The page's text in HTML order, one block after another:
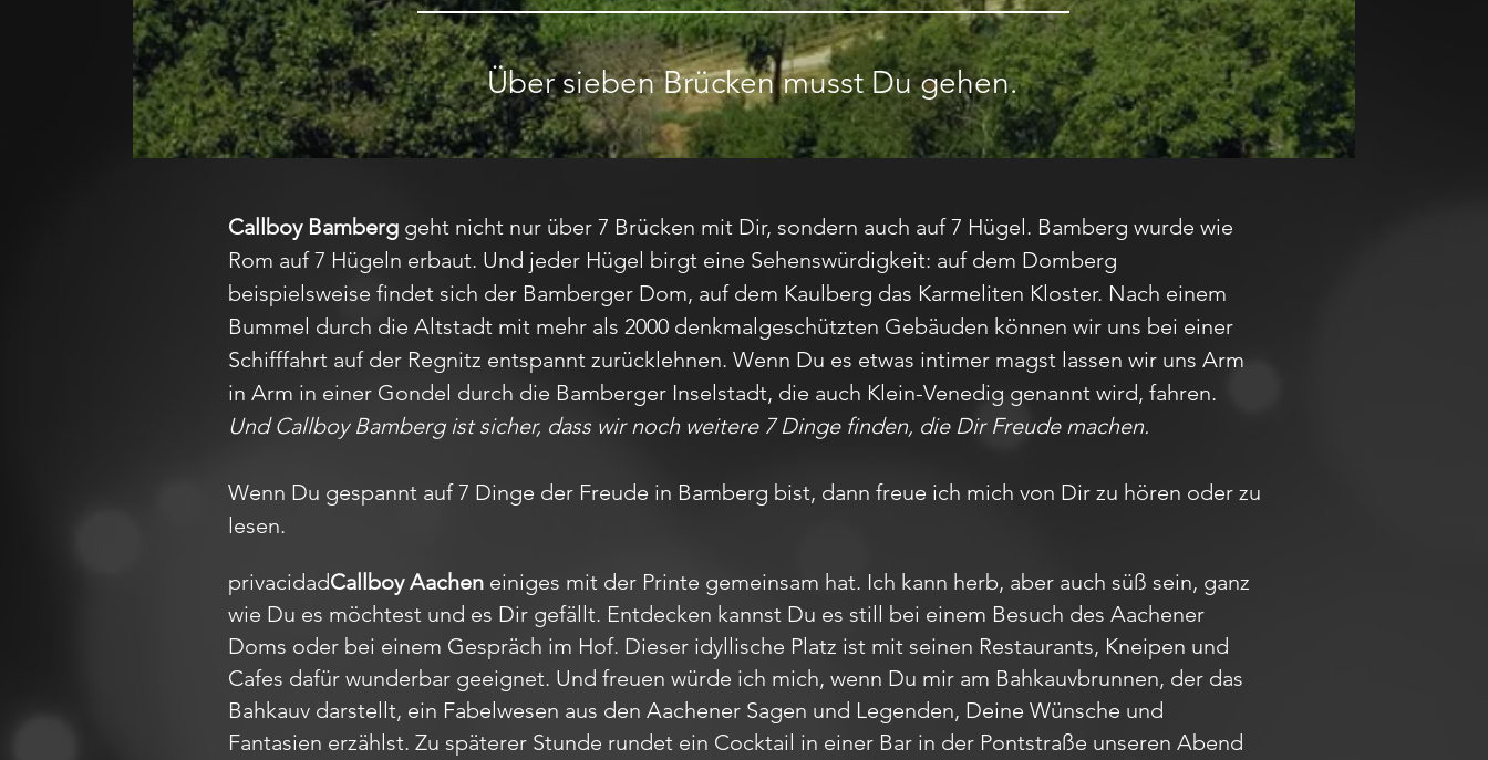
Über sieben Brücken musst Du gehen.
Callboy Bamberg geht nicht nur über 7 Brücken mit Dir, sondern auch auf 7 Hügel. Bamberg wurde wie
Rom auf 7 Hügeln erbaut. Und jeder Hügel birgt eine Sehenswürdigkeit: auf dem Domberg
beispielsweise findet sich der Bamberger Dom, auf dem Kaulberg das Karmeliten Kloster. Nach einem
Bummel durch die Altstadt mit mehr als 2000 denkmalgeschützten Gebäuden können wir uns bei einer
Schifffahrt auf der Regnitz entspannt zurücklehnen. Wenn Du es etwas intimer magst lassen wir uns Arm
in Arm in einer Gondel durch die Bamberger Inselstadt, die auch Klein-Venedig genannt wird, fahren.
Und Callboy Bamberg ist sicher, dass wir noch weitere 7 Dinge finden, die Dir Freude machen.
Wenn Du gespannt auf 7 Dinge der Freude in Bamberg bist, dann freue ich mich von Dir zu hören oder zu
lesen.
privacidadCallboy Aachen einiges mit der Printe gemeinsam hat. Ich kann herb, aber auch süß sein, ganz
wie Du es möchtest und es Dir gefällt. Entdecken kannst Du es still bei einem Besuch des Aachener
Doms oder bei einem Gespräch im Hof. Dieser idyllische Platz ist mit seinen Restaurants, Kneipen und
Cafes dafür wunderbar geeignet. Und freuen würde ich mich, wenn Du mir am Bahkauvbrunnen, der das
Bahkauv darstellt, ein Fabelwesen aus den Aachener Sagen und Legenden, Deine Wünsche und
Fantasien erzählst. Zu späterer Stunde rundet ein Cocktail in einer Bar in der Pontstraße unseren Abend